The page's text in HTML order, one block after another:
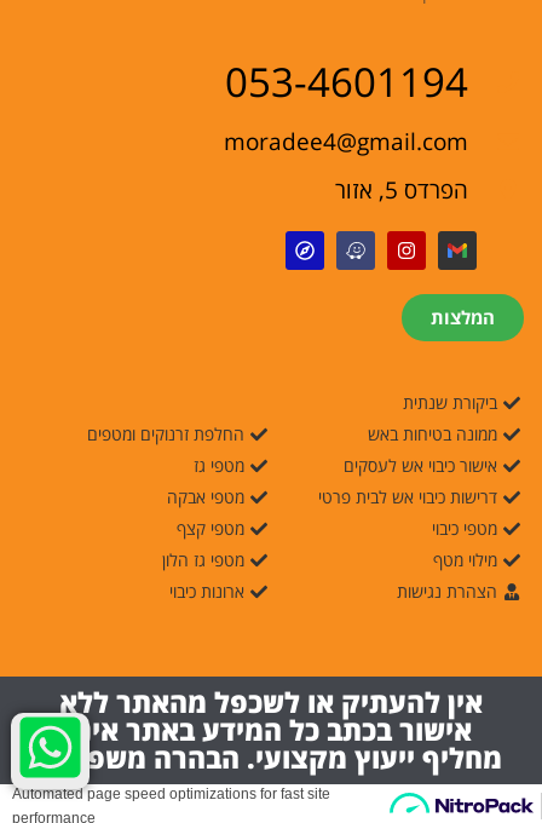
053-4601194
moradee4@gmail.com
הפרדס 5, אזור
המלצות
ביקורת שנתית
ממונה בטיחות באש
אישור כיבוי אש לעסקים
דרישות כיבוי אש לבית פרטי
מטפי כיבוי
מילוי מטף
הצהרת נגישות
החלפת זרנוקים ומטפים
מטפי גז
מטפי אבקה
מטפי קצף
מטפי גז הלון
ארונות כיבוי
אין להעתיק או לשכפל מהאתר ללא
אישור בכתב כל המידע באתר אינו
מחליף ייעוץ מקצועי. הבהרה משפטית